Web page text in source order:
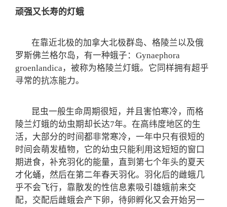
顽强又长寿的灯蛾
在靠近北极的加拿大北极群岛、格陵兰以及俄
罗斯佛兰格尔岛，有一种蛾子：Gynaephora
groenlandica，被称为格陵兰灯蛾。它同样拥有超乎
寻常的抗冻能力。
昆虫一般生命周期很短，并且害怕寒冷，而格
陵兰灯蛾的幼虫期却长达7年。在高纬度地区的生
活，大部分的时间都非常寒冷，一年中只有很短的
时间会萌发植物，它的幼虫只能利用这短短的窗口
期进食，补充羽化的能量，直到第七个年头的夏天
才化蛹，然后在第二年春天羽化。羽化后的雌蛾几
乎不会飞行，靠散发的性信息素吸引雄蛾前来交
配，交配后雌蛾会产下卵，待卵孵化又会开始另一